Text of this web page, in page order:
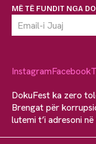
MË TË FUNDIT NGA
InstagramFacebook
DokuFest ka zero
Brengat për
lutemi t’i adresoni në